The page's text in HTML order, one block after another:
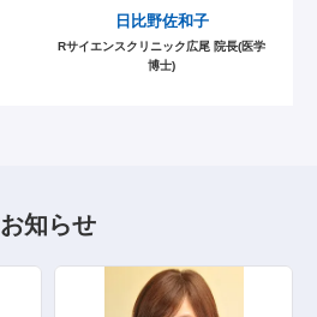
日比野佐和子
Rサイエンスクリニック広尾 院長(医学
博士)
お知らせ